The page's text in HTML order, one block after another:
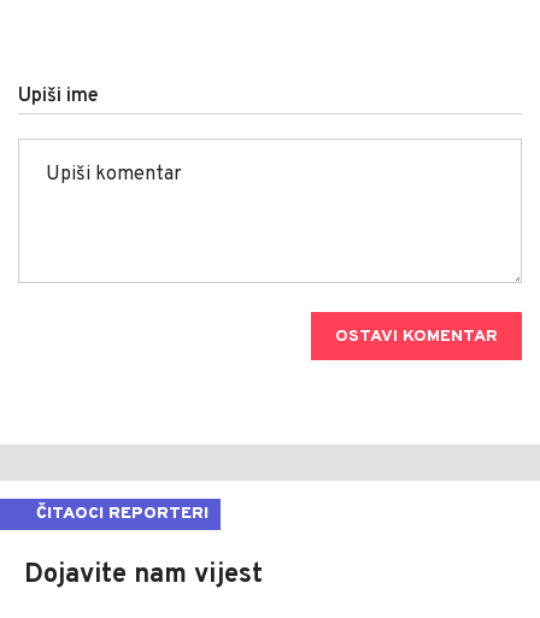
Upiši ime
OSTAVI KOMENTAR
ČITAOCI REPORTERI
Dojavite nam vijest